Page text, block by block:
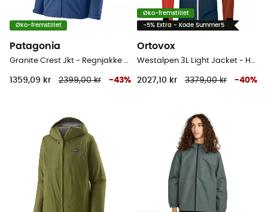
Øko-fremstillet
Patagonia
Granite Crest Jkt - Regnjakke - Herrer
1359,09 kr 2399,00 kr -43%
Øko-fremstillet
-5% Extra - Kode Summer5
Ortovox
Westalpen 3L Light Jacket - Hardshell jakke - Herrer
2027,10 kr 3379,00 kr -40%